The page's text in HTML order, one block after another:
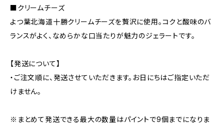
■クリームチーズ
よつ葉北海道十勝クリームチーズを贅沢に使用。コクと酸味のバ
ランスがよく、なめらかな口当たりが魅力のジェラートです。
【発送について】
・ご注文順に、発送させていただきます。お日にちはご指定いただ
けません。
※まとめて発送できる最大の数量はパイントで9個までになりま